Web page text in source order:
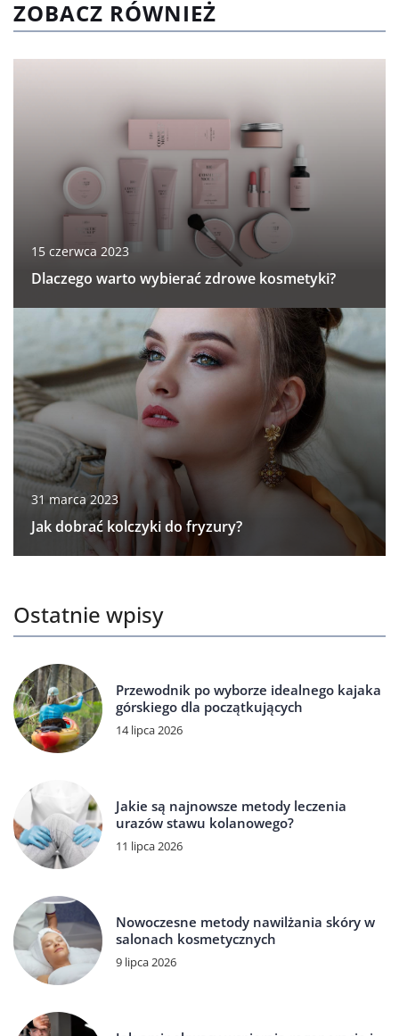
ZOBACZ RÓWNIEŻ
15 czerwca 2023
Dlaczego warto wybierać zdrowe kosmetyki?
31 marca 2023
Jak dobrać kolczyki do fryzury?
Ostatnie wpisy
Przewodnik po wyborze idealnego kajaka
górskiego dla początkujących
14 lipca 2026
Jakie są najnowsze metody leczenia
urazów stawu kolanowego?
11 lipca 2026
Nowoczesne metody nawilżania skóry w
salonach kosmetycznych
9 lipca 2026